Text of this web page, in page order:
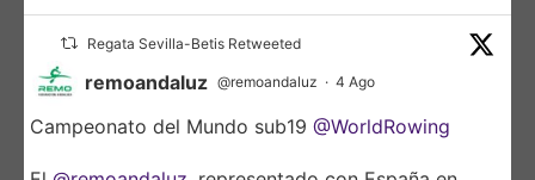
Regata Sevilla-Betis Retweeted
remoandaluz @remoandaluz · 4 Ago
Campeonato del Mundo sub19 @WorldRowing